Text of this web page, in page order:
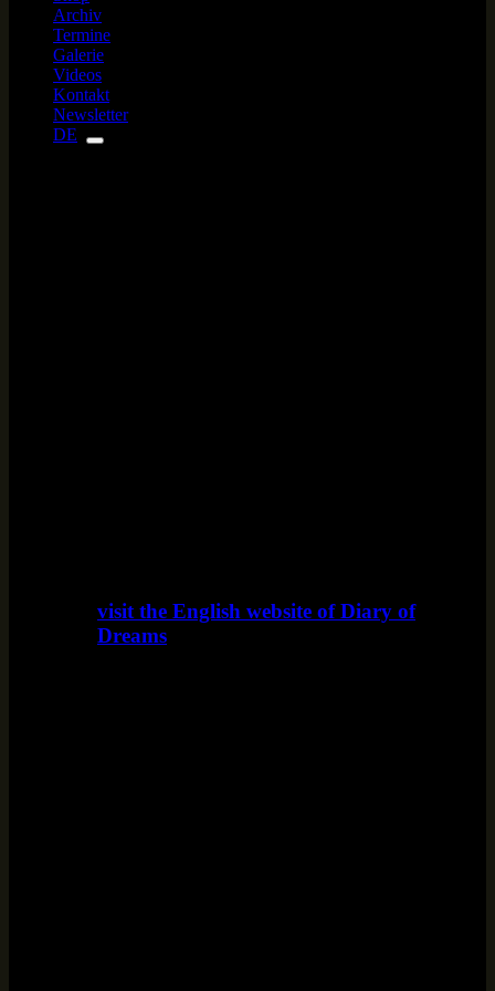
Archiv
Termine
Galerie
Videos
Kontakt
Newsletter
DE
visit the English website of Diary of
Dreams